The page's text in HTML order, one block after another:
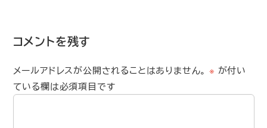
コメントを残す
メールアドレスが公開されることはありません。 ※ が付い
ている欄は必須項目です